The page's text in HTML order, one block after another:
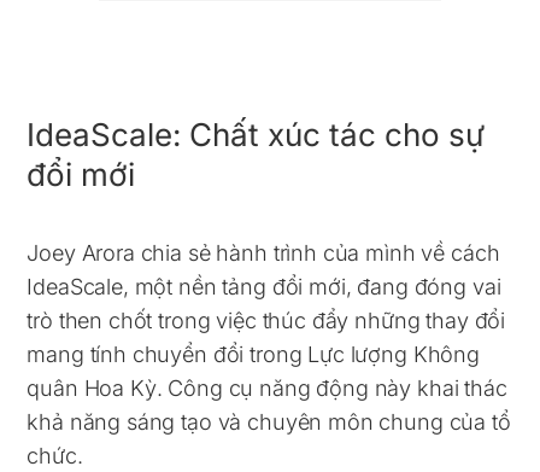
IdeaScale: Chất xúc tác cho sự
đổi mới
Joey Arora chia sẻ hành trình của mình về cách
IdeaScale, một nền tảng đổi mới, đang đóng vai
trò then chốt trong việc thúc đẩy những thay đổi
mang tính chuyển đổi trong Lực lượng Không
quân Hoa Kỳ. Công cụ năng động này khai thác
khả năng sáng tạo và chuyên môn chung của tổ
chức.